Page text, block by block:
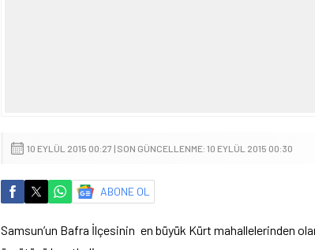
10 EYLÜL 2015 00:27 | SON GÜNCELLENME: 10 EYLÜL 2015 00:30
ABONE OL
Samsun’un Bafra İlçesinin en büyük Kürt mahallelerinden